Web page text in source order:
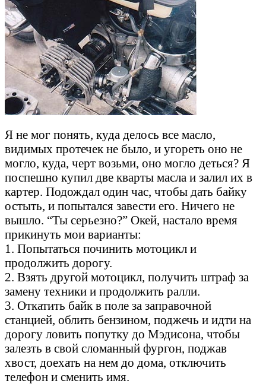
Я не мог понять, куда делось все масло,
видимых протечек не было, и угореть оно не
могло, куда, черт возьми, оно могло деться? Я
поспешно купил две кварты масла и залил их в
картер. Подождал один час, чтобы дать байку
остыть, и попытался завести его. Ничего не
вышло. “Ты серьезно?” Окей, настало время
прикинуть мои варианты:
1. Попытаться починить мотоцикл и
продолжить дорогу.
2. Взять другой мотоцикл, получить штраф за
замену техники и продолжить ралли.
3. Откатить байк в поле за заправочной
станцией, облить бензином, поджечь и идти на
дорогу ловить попутку до Мэдисона, чтобы
залезть в свой сломанный фургон, поджав
хвост, доехать на нем до дома, отключить
телефон и сменить имя.